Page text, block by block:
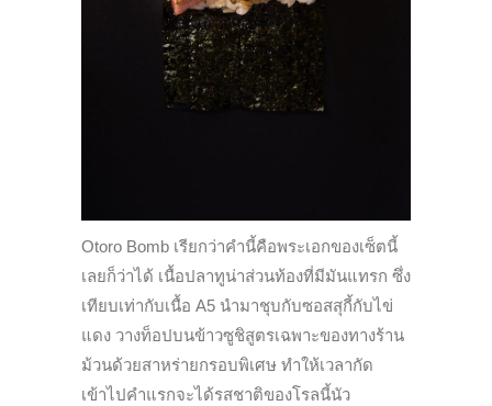
Otoro Bomb เรียกว่าคำนี้คือพระเอกของเซ็ตนี้
เลยก็ว่าได้ เนื้อปลาทูน่าส่วนท้องที่มีมันแทรก ซึ่ง
เทียบเท่ากับเนื้อ A5 นำมาชุบกับซอสสุกี้กับไข่
แดง วางท็อปบนข้าวซูชิสูตรเฉพาะของทางร้าน
ม้วนด้วยสาหร่ายกรอบพิเศษ ทำให้เวลากัด
เข้าไปคำแรกจะได้รสชาติของโรลนี้นัว